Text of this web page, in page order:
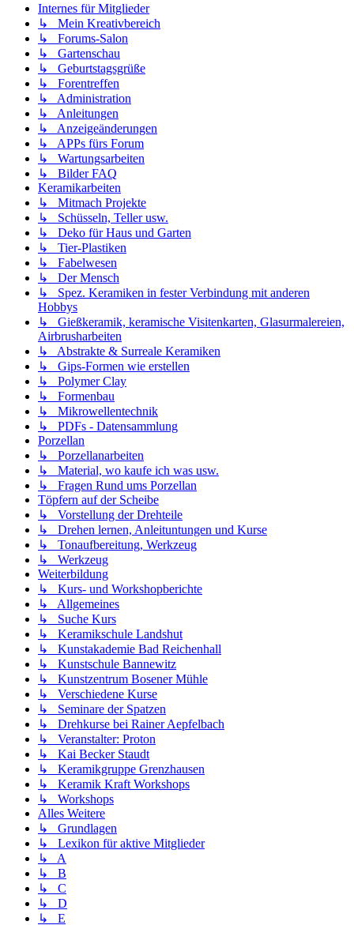
Internes für Mitglieder
↳ Mein Kreativbereich
↳ Forums-Salon
↳ Gartenschau
↳ Geburtstagsgrüße
↳ Forentreffen
↳ Administration
↳ Anleitungen
↳ Anzeigeänderungen
↳ APPs fürs Forum
↳ Wartungsarbeiten
↳ Bilder FAQ
Keramikarbeiten
↳ Mitmach Projekte
↳ Schüsseln, Teller usw.
↳ Deko für Haus und Garten
↳ Tier-Plastiken
↳ Fabelwesen
↳ Der Mensch
↳ Spez. Keramiken in fester Verbindung mit anderen
Hobbys
↳ Gießkeramik, keramische Visitenkarten, Glasurmalereien,
Airbrusharbeiten
↳ Abstrakte & Surreale Keramiken
↳ Gips-Formen wie erstellen
↳ Polymer Clay
↳ Formenbau
↳ Mikrowellentechnik
↳ PDFs - Datensammlung
Porzellan
↳ Porzellanarbeiten
↳ Material, wo kaufe ich was usw.
↳ Fragen Rund ums Porzellan
Töpfern auf der Scheibe
↳ Vorstellung der Drehteile
↳ Drehen lernen, Anleituntungen und Kurse
↳ Tonaufbereitung, Werkzeug
↳ Werkzeug
Weiterbildung
↳ Kurs- und Workshopberichte
↳ Allgemeines
↳ Suche Kurs
↳ Keramikschule Landshut
↳ Kunstakademie Bad Reichenhall
↳ Kunstschule Bannewitz
↳ Kunstzentrum Bosener Mühle
↳ Verschiedene Kurse
↳ Seminare der Spatzen
↳ Drehkurse bei Rainer Aepfelbach
↳ Veranstalter: Proton
↳ Kai Becker Staudt
↳ Keramikgruppe Grenzhausen
↳ Keramik Kraft Workshops
↳ Workshops
Alles Weitere
↳ Grundlagen
↳ Lexikon für aktive Mitglieder
↳ A
↳ B
↳ C
↳ D
↳ E